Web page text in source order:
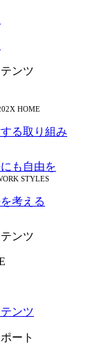
ンツ
HOME
る取り組み
も自由を
STYLES
考える
ンツ
ンツ
ート